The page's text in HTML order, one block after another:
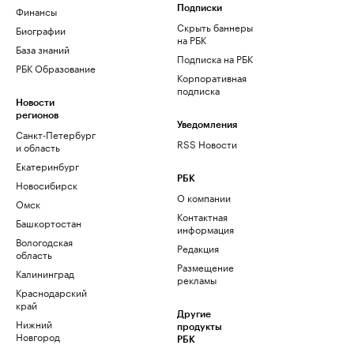
Финансы
Биографии
База знаний
РБК Образование
Новости
регионов
Санкт-Петербург
и область
Екатеринбург
Новосибирск
Омск
Башкортостан
Вологодская
область
Калининград
Краснодарский
край
Нижний
Новгород
Подписки
Скрыть баннеры
на РБК
Подписка на РБК
Корпоративная
подписка
Уведомления
RSS Новости
РБК
О компании
Контактная
информация
Редакция
Размещение
рекламы
Другие
продукты
РБК